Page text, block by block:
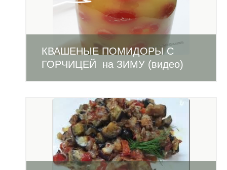
КВАШЕНЫЕ ПОМИДОРЫ С
ГОРЧИЦЕЙ на ЗИМУ (видео)